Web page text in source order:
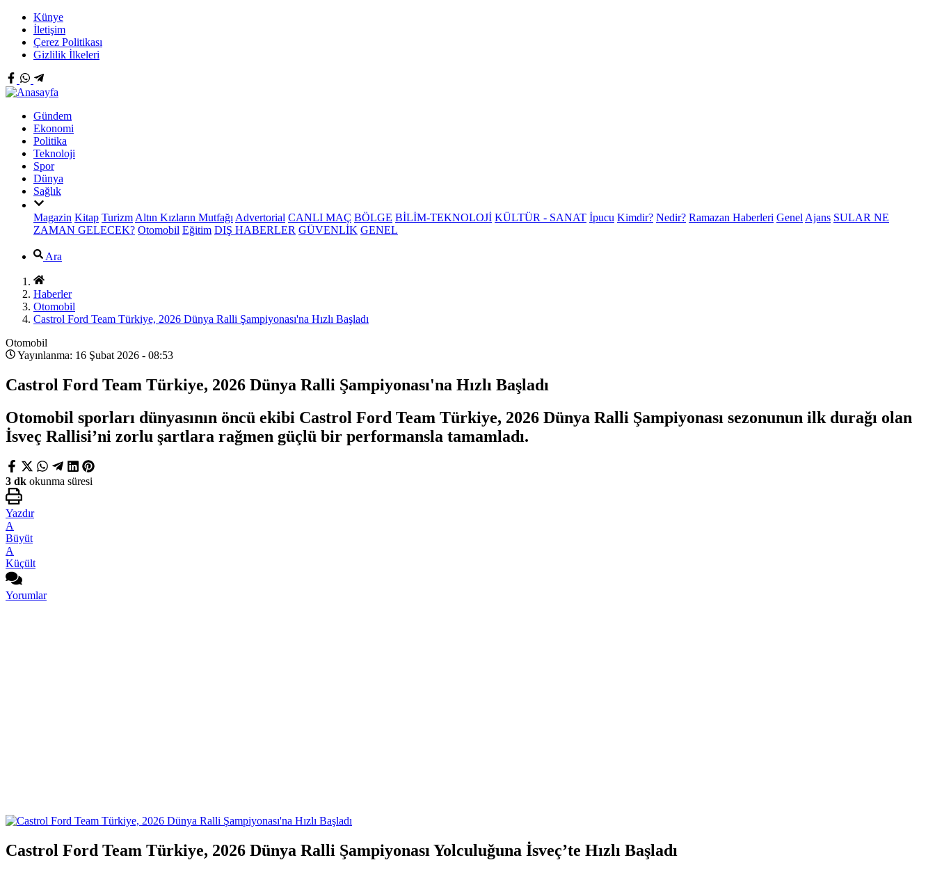
Künye
İletişim
Çerez Politikası
Gizlilik İlkeleri
Gündem
Ekonomi
Politika
Teknoloji
Spor
Dünya
Sağlık
Magazin Kitap Turizm Altın Kızların Mutfağı Advertorial CANLI MAÇ BÖLGE BİLİM-TEKNOLOJİ KÜLTÜR - SANAT İpucu Kimdir? Nedir? Ramazan Haberleri Genel Ajans SULAR NE
ZAMAN GELECEK? Otomobil Eğitim DIŞ HABERLER GÜVENLİK GENEL
Ara
Haberler
Otomobil
Castrol Ford Team Türkiye, 2026 Dünya Ralli Şampiyonası'na Hızlı Başladı
Otomobil
Yayınlanma: 16 Şubat 2026 - 08:53
Castrol Ford Team Türkiye, 2026 Dünya Ralli Şampiyonası'na Hızlı Başladı
Otomobil sporları dünyasının öncü ekibi Castrol Ford Team Türkiye, 2026 Dünya Ralli Şampiyonası sezonunun ilk durağı olan
İsveç Rallisi’ni zorlu şartlara rağmen güçlü bir performansla tamamladı.
3 dk okunma süresi
Yazdır
A
Büyüt
A
Küçült
Yorumlar
Castrol Ford Team Türkiye, 2026 Dünya Ralli Şampiyonası Yolculuğuna İsveç’te Hızlı Başladı